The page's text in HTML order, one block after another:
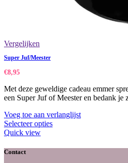
Vergelijken
Super Juf/Meester
€8,95
Met deze geweldige cadeau emmer
een Super Juf of Meester en bedank je
Voeg toe aan verlanglijst
Selecteer opties
Quick view
Contact